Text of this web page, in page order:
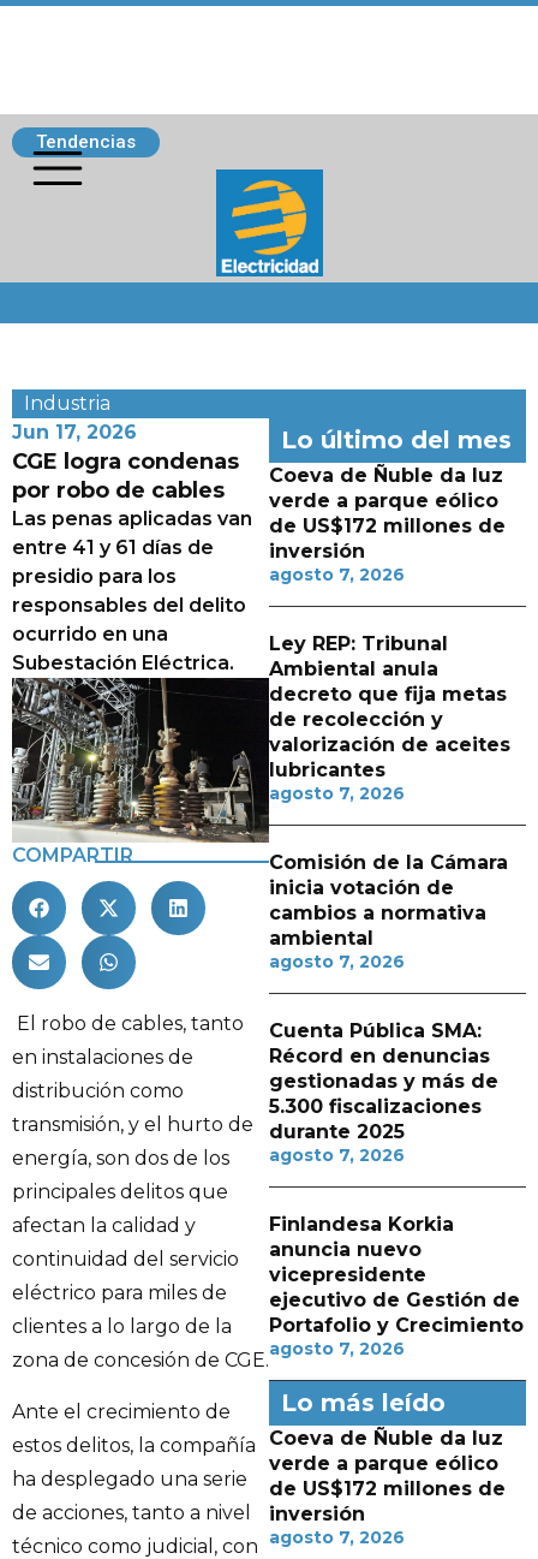
Tendencias
Industria
Jun 17, 2026
CGE logra condenas
por robo de cables
Las penas aplicadas van
entre 41 y 61 días de
presidio para los
responsables del delito
ocurrido en una
Subestación Eléctrica.
COMPARTIR
El robo de cables, tanto
en instalaciones de
distribución como
transmisión, y el hurto de
energía, son dos de los
principales delitos que
afectan la calidad y
continuidad del servicio
eléctrico para miles de
clientes a lo largo de la
zona de concesión de CGE.
Ante el crecimiento de
estos delitos, la compañía
ha desplegado una serie
de acciones, tanto a nivel
técnico como judicial, con
Lo último del mes
Coeva de Ñuble da luz
verde a parque eólico
de US$172 millones de
inversión
agosto 7, 2026
Ley REP: Tribunal
Ambiental anula
decreto que fija metas
de recolección y
valorización de aceites
lubricantes
agosto 7, 2026
Comisión de la Cámara
inicia votación de
cambios a normativa
ambiental
agosto 7, 2026
Cuenta Pública SMA:
Récord en denuncias
gestionadas y más de
5.300 fiscalizaciones
durante 2025
agosto 7, 2026
Finlandesa Korkia
anuncia nuevo
vicepresidente
ejecutivo de Gestión de
Portafolio y Crecimiento
agosto 7, 2026
Lo más leído
Coeva de Ñuble da luz
verde a parque eólico
de US$172 millones de
inversión
agosto 7, 2026